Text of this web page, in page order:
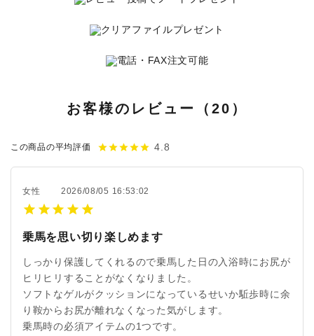
お客様のレビュー（20）
この商品の平均評価 starstarstarstarstar 4.8
女性 2026/08/05 16:53:02
乗馬を思い切り楽しめます
しっかり保護してくれるので乗馬した日の入浴時にお尻が
ヒリヒリすることがなくなりました。
ソフトなゲルがクッションになっているせいか駈歩時に余
り鞍からお尻が離れなくなった気がします。
乗馬時の必須アイテムの1つです。